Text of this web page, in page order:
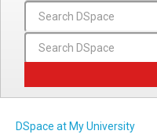
DSpace at My University